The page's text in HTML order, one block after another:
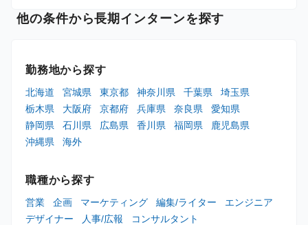
他の条件から長期インターンを探す
勤務地から探す
北海道 宮城県 東京都 神奈川県 千葉県
埼玉県
栃木県
大阪府 京都府 兵庫県 奈良県
愛知県
静岡県
石川県 広島県 香川県 福岡県
鹿児島県
沖縄県
海外
職種から探す
営業 企画 マーケティング 編集/ライター
エンジニア
デザイナー
人事/広報
コンサルタント